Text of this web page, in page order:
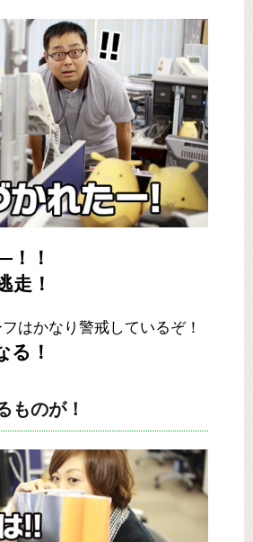
！
走！
はかなり警戒しているぞ！
る！
ものが！